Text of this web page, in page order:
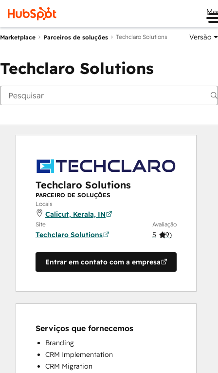
Marketplace Parceiros de soluções Techclaro Solutions Versão
Techclaro Solutions
Techclaro Solutions
PARCEIRO DE SOLUÇÕES
Locais
Calicut, Kerala, IN
Site
Techclaro Solutions
Avaliação
5 (9)
Entrar em contato com a empresa
Serviços que fornecemos
Branding
CRM Implementation
CRM Migration